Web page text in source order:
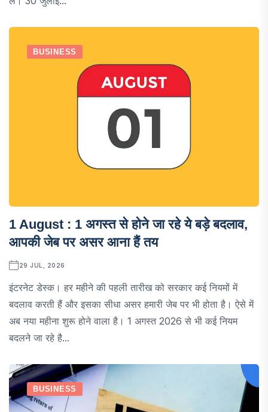
BUSINESS
1 August : 1 अगस्त से होने जा रहे ये बड़े बदलाव,
आपकी जेब पर असर आना हैं तय
29 JUL, 2026
इंटरनेट डेस्क। हर महीने की पहली तारीख को सरकार कई नियमों में
बदलाव करती हैं और इसका सीधा असर हमारी जेब पर भी होता है। ऐसे में
अब नया महीना शुरू होने वाला है। 1 अगस्त 2026 से भी कई नियम
बदलने जा रहे है...
BUSINESS